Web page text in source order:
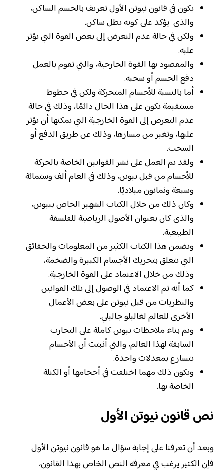
يكون في قانون نيوتن الأول تعريف بالجسم الساكن،
والذي يؤكد على كونه يظل ساكن.
ولكن في حالة عدم التعرض إلى بعض القوة التي تؤثر
عليه.
والمقصود بها القوة الخارجية، والتي تقوم بالعمل
دفع الجسم أو سحبه.
أما بالنسبة للأجسام المتحركة ولكن في خطوط
مستقيمة تكون على هذا الحال دائمًا، وذلك في حالة
عدم التعرض إلى القوة الخارجية التي يمكنها أن تؤثر
عليها، وتغير من مسارها، وذلك عن طريق الدفع أو
السحب.
ولقد تم العمل على نشر القوانين الخاصة بالحركة
للأجسام من قبل نيوتن، وذلك في العام ألف وستمائة
وسبعة وثمانون ميلاديًا.
وكان ذلك من خلال الكتاب الشهير الخاص بنيوتن،
والذي كان بعنوان الأصول الرياضية للفلسفة
الطبيعية.
وتضمن هذا الكتاب الكثير من المعلومات والحقائق
التي تتعلق بتحريك الأجسام الكبيرة والضخمة،
وذلك من خلال الاعتماد على القوة الخارجية.
كما أنه تم الاعتماد في الوصول إلى تلك القوانين
والنظريات من قبل نيوتن على بعض الأعمال
الأخرى للعالم لغاليلو جاليلي.
وتم بناء ملاحظات نيوتن كاملة على التحارب
السابقة لهذا العالم، والتي أثبتت أن الأجسام
تتسارع بمعدلات واحدة.
ويكون ذلك مهما اختلفت في أحجامها أو الكتلة
الخاصة بها.
نص قانون نيوتن الأول
وبعد أن تعرفنا على إجابة سؤال ما هو قانون نيوتن الأول
فإن الكثير يرغب في معرفة النص الخاص بهذا القانون،